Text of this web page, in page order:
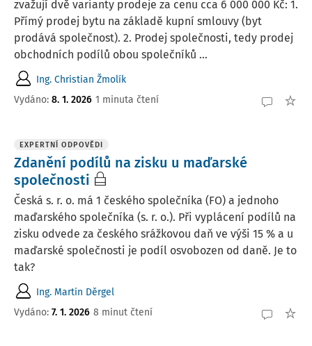
zvažují dvě varianty prodeje za cenu cca 6 000 000 Kč: 1.
Přímý prodej bytu na základě kupní smlouvy (byt
prodává společnost). 2. Prodej společnosti, tedy prodej
obchodních podílů obou společníků ...
Ing. Christian Žmolík
Vydáno: 8. 1. 2026 1 minuta čtení
EXPERTNÍ ODPOVĚDI
Zdanění podílů na zisku u maďarské
společnosti
Česká s. r. o. má 1 českého společníka (FO) a jednoho
maďarského společníka (s. r. o.). Při vyplácení podílů na
zisku odvede za českého srážkovou daň ve výši 15 % a u
maďarské společnosti je podíl osvobozen od daně. Je to
tak?
Ing. Martin Děrgel
Vydáno: 7. 1. 2026 8 minut čtení